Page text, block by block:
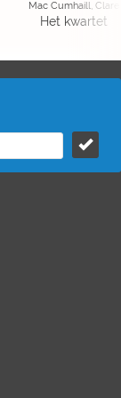
Mac Cumhaill, Clare
Het kwartet